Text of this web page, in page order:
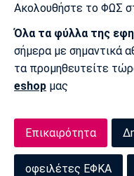
Ακολουθήστε το ΦΩΣ
Όλα τα φύλλα της
σήμερα με σημαντικά
τα προμηθευτείτε
eshop μας
Επικαιρότητα
οφειλέτες ΕΦΚΑ